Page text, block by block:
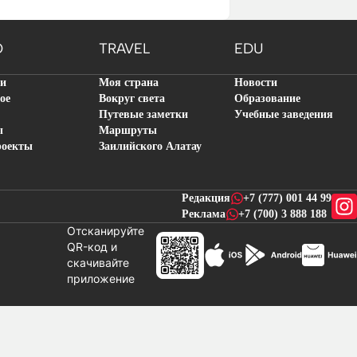
TRAVEL EDU
Моя страна
Вокруг света
Путевые заметки
Маршруты
Заилийского Алатау
Новости
Образование
Учебные заведения
Редакция
+7 (777) 001 44 99
Реклама
+7 (700) 3 888 188
Отсканируйте
QR-код и
скачивайте
приложениеновостей